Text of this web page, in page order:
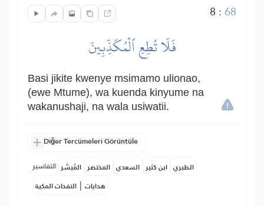
8 :68
فَلَا تُطِعِ ٱلۡمُكَذِّبِينَ
Basi jikite kwenye msimamo ulionao,
(ewe Mtume), wa kuenda kinyume na
wakanushaji, na wala usiwatii.
Diğer Tercümeleri Görüntüle
التفاسير: المُيسَّر المختصر السعدي ابن كثير الطبري
النفحات المكية | هدايات